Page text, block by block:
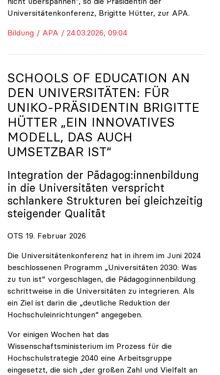
Universitätenkonferenz, Brigitte Hütter, zur APA.
Bildung / APA / 24.03.2026, 09:04
SCHOOLS OF EDUCATION AN
DEN UNIVERSITÄTEN: FÜR
UNIKO-PRÄSIDENTIN BRIGITTE
HÜTTER „EIN INNOVATIVES
MODELL, DAS AUCH
UMSETZBAR IST“
Integration der Pädagog:innenbildung
in die Universitäten verspricht
schlankere Strukturen bei gleichzeitig
steigender Qualität
OTS 19. Februar 2026
Die Universitätenkonferenz hat in ihrem im Juni 2024
beschlossenen Programm „Universitäten 2030: Was
zu tun ist“ vorgeschlagen, die Pädagog:innenbildung
schrittweise in die Universitäten zu integrieren. Als
ein Ziel ist darin die „deutliche Reduktion der
Hochschuleinrichtungen“ angegeben.
Vor einigen Wochen hat das
Wissenschaftsministerium im Prozess für die
Hochschulstrategie 2040 eine Arbeitsgruppe
eingesetzt, die sich „der großen Zahl und Vielfalt an